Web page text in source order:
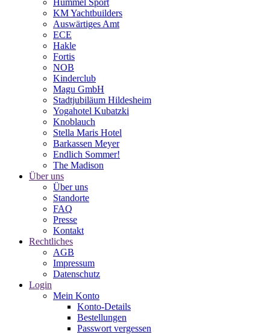
Hummel Sport
KM Yachtbuilders
Auswärtiges Amt
ECE
Hakle
Fortis
NOB
Kinderclub
Magu GmbH
Stadtjubiläum Hildesheim
Yogahotel Kubatzki
Knoblauch
Stella Maris Hotel
Barkassen Meyer
Endlich Sommer!
The Madison
Über uns
Über uns
Standorte
FAQ
Presse
Kontakt
Rechtliches
AGB
Impressum
Datenschutz
Login
Mein Konto
Konto-Details
Bestellungen
Passwort vergessen